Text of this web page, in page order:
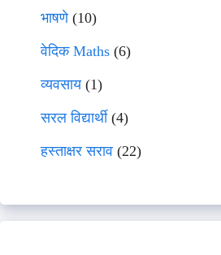
भाषणे(10)
वेदिक Maths (6)
व्यवसाय(1)
सरल विद्यार्थी(4)
हस्ताक्षर सराव (22)